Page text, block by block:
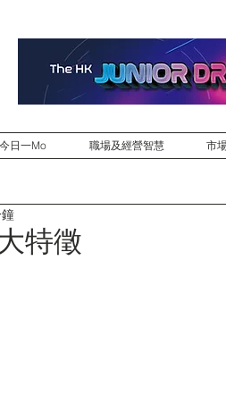
今日一Mo 職場及經營智慧 市
特徵